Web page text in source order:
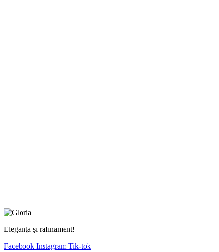
Eleganţă şi rafinament!
Facebook Instagram Tik-tok